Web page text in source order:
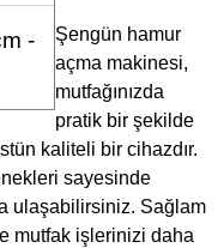
-
Şengün hamur
açma makinesi,
mutfağınızda
pratik bir şekilde
kaliteli bir cihazdır.
sayesinde
ulaşabilirsiniz. Sağlam
mutfak işlerinizi daha